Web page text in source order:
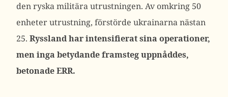
den ryska militära utrustningen. Av omkring 50
enheter utrustning, förstörde ukrainarna nästan
25. Ryssland har intensifierat sina operationer,
men inga betydande framsteg uppnåddes,
betonade ERR.